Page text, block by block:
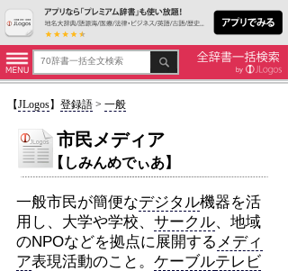
【JLogos】 登録語> 一般
市民メディア
【しみんめでぃあ】
一般市民が簡便なデジタル機器を活
用し、大学や学校、 サークル、地域
のNPOなどを拠点に展開する メディ
ア表現活動のこと。 ケーブルテレビ